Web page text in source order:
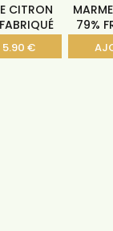
CITRON
5.90 €
79%